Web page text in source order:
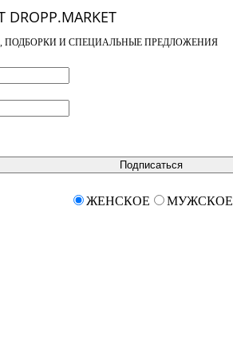
ПОДБОРКИ И СПЕЦИАЛЬНЫЕ ПРЕДЛОЖЕНИЯ
Подписаться
ЖЕНСКОЕ МУЖСКОЕ